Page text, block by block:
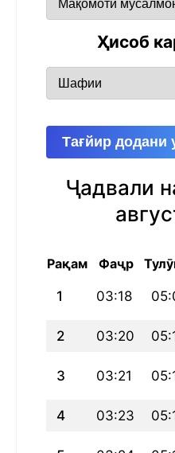
Ҳисоб
Тағйир додани
Ҷадвали
Рақам Фаҷр
1 03:18
2 03:20
3 03:21
4 03:23